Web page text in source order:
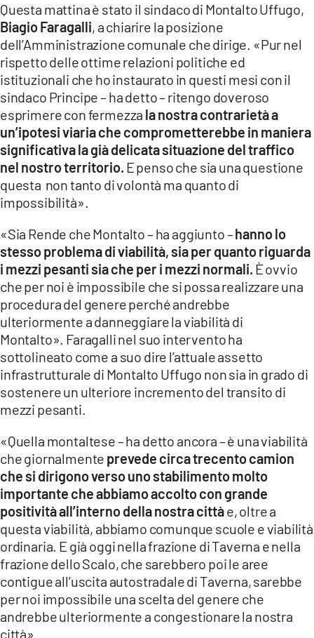
Questa mattina è stato il sindaco di Montalto Uffugo,
Biagio Faragalli, a chiarire la posizione
dell’Amministrazione comunale che dirige. «Pur nel
rispetto delle ottime relazioni politiche ed
istituzionali che ho instaurato in questi mesi con il
sindaco Principe – ha detto – ritengo doveroso
esprimere con fermezza la nostra contrarietà a
un’ipotesi viaria che comprometterebbe in maniera
significativa la già delicata situazione del traffico
nel nostro territorio. E penso che sia una questione
questa non tanto di volontà ma quanto di
impossibilità».
«Sia Rende che Montalto – ha aggiunto –hanno lo
stesso problema di viabilità, sia per quanto riguarda
i mezzi pesanti sia che per i mezzi normali. È ovvio
che per noi è impossibile che si possa realizzare una
procedura del genere perché andrebbe
ulteriormente a danneggiare la viabilità di
Montalto». Faragalli nel suo intervento ha
sottolineato come a suo dire l’attuale assetto
infrastrutturale di Montalto Uffugo non sia in grado di
sostenere un ulteriore incremento del transito di
mezzi pesanti.
«Quella montaltese – ha detto ancora – è una viabilità
che giornalmente prevede circa trecento camion
che si dirigono verso uno stabilimento molto
importante che abbiamo accolto con grande
positività all’interno della nostra cittàe, oltre a
questa viabilità, abbiamo comunque scuole e viabilità
ordinaria. E già oggi nella frazione di Taverna e nella
frazione dello Scalo, che sarebbero poi le aree
contigue all’uscita autostradale di Taverna, sarebbe
per noi impossibile una scelta del genere che
andrebbe ulteriormente a congestionare la nostra
città».